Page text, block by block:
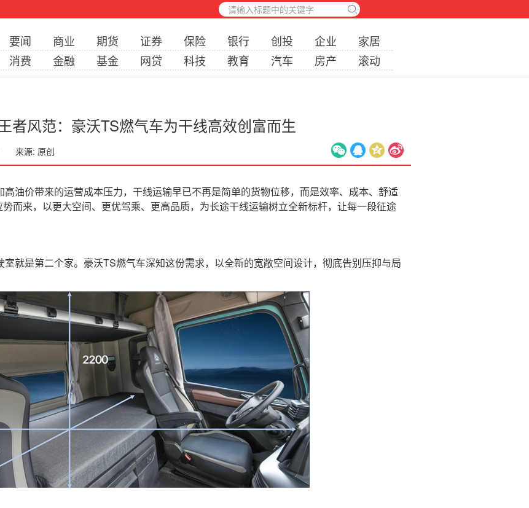
要闻 商业 期货 证券 保险 银行 创投 企业
家居
消费 金融 基金 网贷 科技 教育 汽车 房产 滚动
者风范：豪沃TS燃气车为干线高效创富而生
来源: 原创
价带来的运营成本压力，干线运输早已不再是简单的货物位移，而是效率、成本、舒适
而来，以更大空间、更优驾乘、更高品质，为长途干线运输树立全新标杆，让每一段征途
是第二个家。豪沃TS燃气车深知这份需求，以全新的宽敞空间设计，彻底告别压抑与局